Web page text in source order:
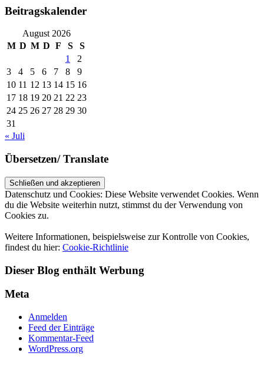
Beitragskalender
August 2026
M D M D F S
S
1
2
3
4 5 6 7 8
9
10 11 12 13 14 15 16
17 18 19 20 21 22 23
24 25 26 27 28 29 30
31
« Juli
Übersetzen/ Translate
Datenschutz und Cookies: Diese Website verwendet Cookies. Wenn
du die Website weiterhin nutzt, stimmst du der Verwendung von
Cookies zu.
Weitere Informationen, beispielsweise zur Kontrolle von Cookies,
findest du hier: Cookie-Richtlinie
Dieser Blog enthält Werbung
Meta
Anmelden
Feed der Einträge
Kommentar-Feed
WordPress.org